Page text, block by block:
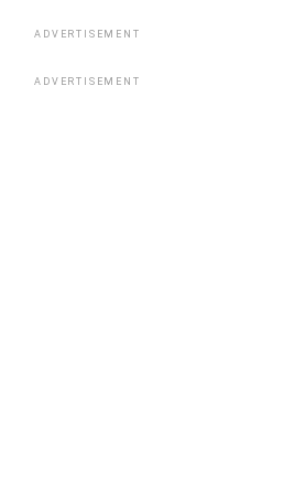
ADVERTISEMENT
ADVERTISEMENT